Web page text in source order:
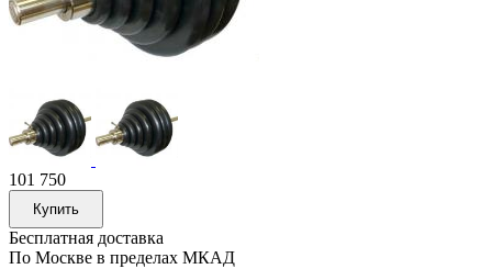
101 750
Бесплатная доставка
По Москве в пределах МКАД